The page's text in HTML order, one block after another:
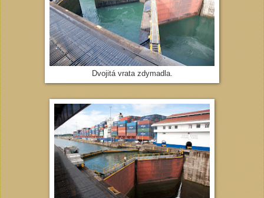
Dvojitá vrata zdymadla.